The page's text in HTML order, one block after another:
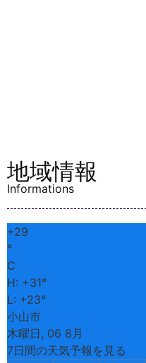
地域情報
Informations
+29
°
C
H: +31°
L: +23°
小山市
木曜日, 06 8月
7日間の天気予報を見る